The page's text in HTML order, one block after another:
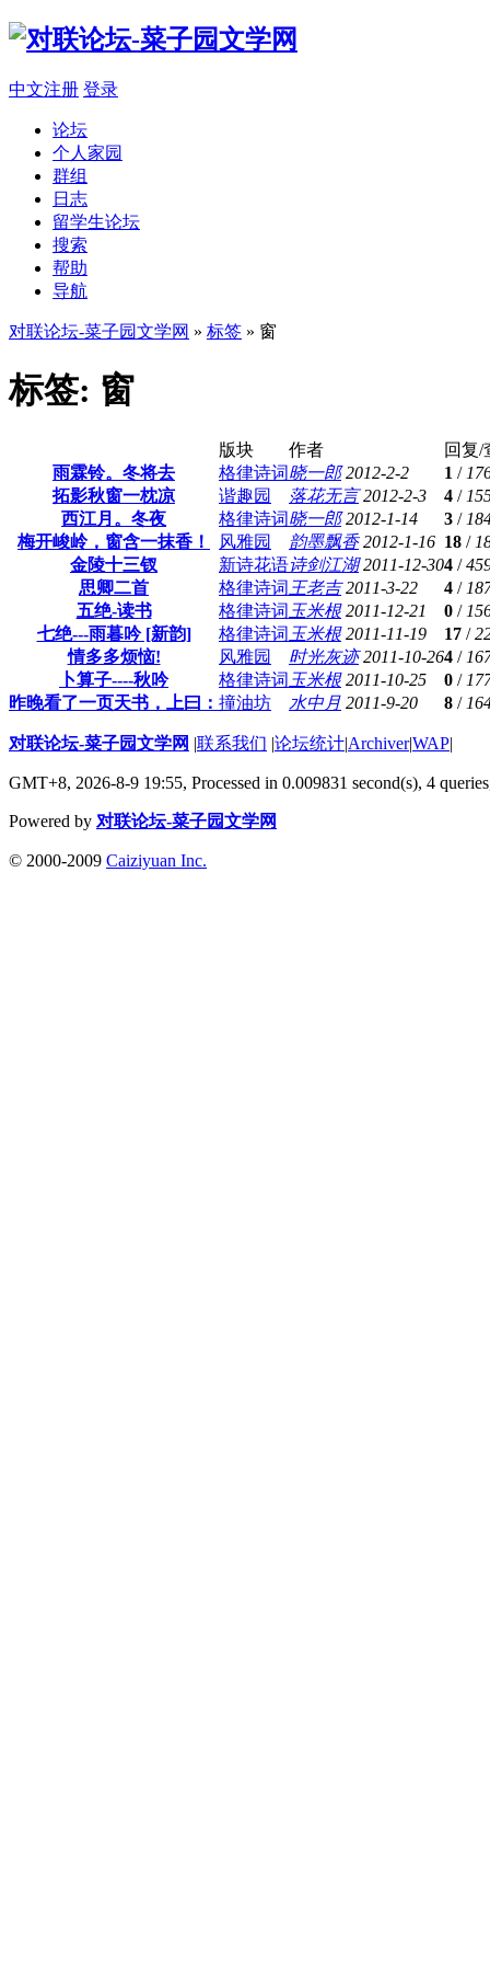
中文注册 登录
论坛
个人家园
群组
日志
留学生论坛
搜索
帮助
导航
对联论坛-菜子园文学网 » 标签 » 窗
标签: 窗
版块 作者
回复/
雨霖铃。冬将去
格律诗词晓一郎 2012-2-2 1 /
拓影秋窗一枕凉
谐趣园 落花无言 2012-2-3 4 /
西江月。冬夜
格律诗词晓一郎 2012-1-14 3 /
梅开峻岭，窗含一抹香！
风雅园 韵墨飘香 2012-1-16 18 /
金陵十三钗
新诗花语诗剑江湖 2011-12-304 /
思卿二首
格律诗词 王老吉 2011-3-22 4 /
五绝-读书
格律诗词 玉米根 2011-12-21 0 /
七绝---雨暮吟 [新韵]
格律诗词 玉米根 2011-11-19 17 /
情多多烦恼!
风雅园 时光灰迹 2011-10-264 /
卜算子----秋吟
格律诗词 玉米根 2011-10-25 0 /
昨晚看了一页天书，上曰： 撞油坊 水中月 2011-9-20 8 /
对联论坛-菜子园文学网 |联系我们 |论坛统计|Archiver|WAP|
GMT+8, 2026-8-9 19:55, Processed in 0.009831 second(s), 4
Powered by 对联论坛-菜子园文学网
© 2000-2009 Caiziyuan Inc.